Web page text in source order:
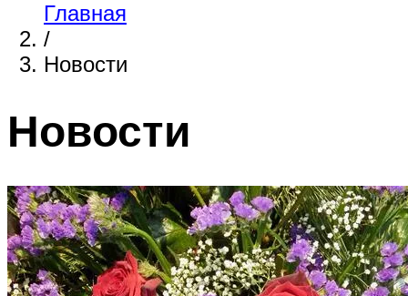
Главная
/
Новости
Новости